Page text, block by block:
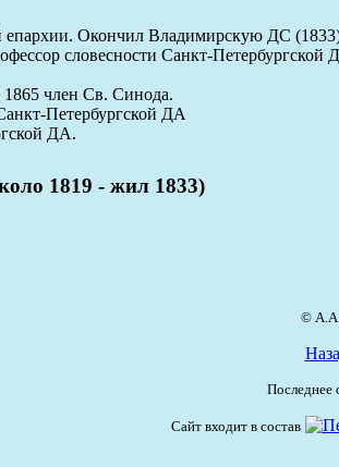
Окончил Владимирскую ДС
словесности Санкт-
член Св. Синода.
Петербургской ДА
ДА.
1819 - жил 1833)
©
Последнее
Сайт входит в состав